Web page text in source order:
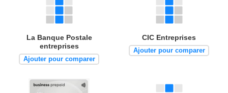
La Banque Postale
entreprises
Ajouter pour comparer
CIC Entreprises
Ajouter pour comparer